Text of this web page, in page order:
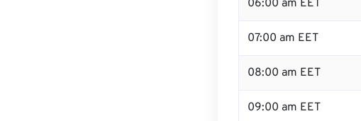
06:00 am EET
07:00 am EET
08:00 am EET
09:00 am EET